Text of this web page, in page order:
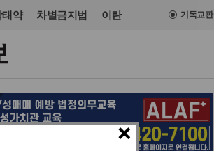
태약 차별금지법 이란 기독교판
×